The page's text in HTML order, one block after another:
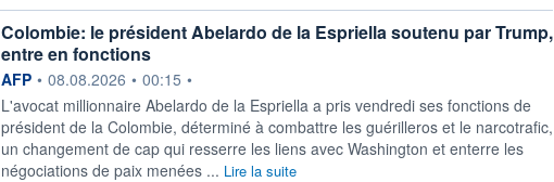
Colombie: le président Abelardo de la Espriella soutenu par Trump,
entre en fonctions
information fournie par
AFP • 08.08.2026 • 00:15 •
L'avocat millionnaire Abelardo de la Espriella a pris vendredi ses fonctions de
président de la Colombie, déterminé à combattre les guérilleros et le narcotrafic,
un changement de cap qui resserre les liens avec Washington et enterre les
négociations de paix menées ... Lire la suite